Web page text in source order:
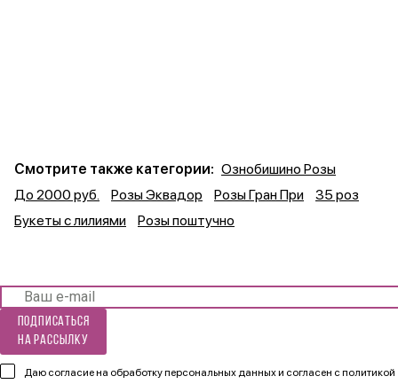
Смотрите также категории: Ознобишино Розы
До 2000 руб.
Розы Эквадор Розы Гран При
35 роз
Букеты с лилиями
Розы поштучно
Подписаться
на рассылку
Даю согласие на обработку персональных данных и согласен с политикой